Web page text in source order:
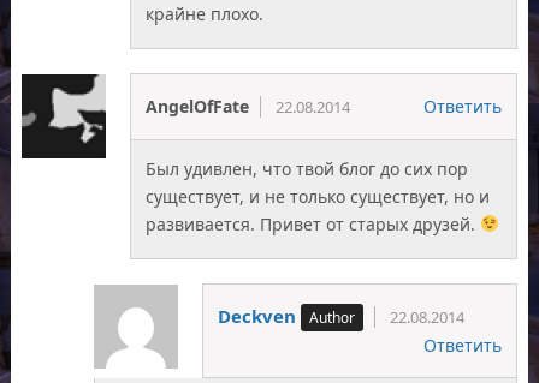
крайне плохо.
AngelOfFate 22.08.2014 Ответить
Был удивлен, что твой блог до сих пор
существует, и не только существует, но и
развивается. Привет от старых друзей.
Deckven 22.08.2014
Ответить